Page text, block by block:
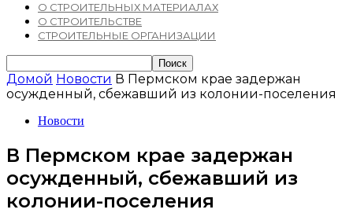
О СТРОИТЕЛЬНЫХ МАТЕРИАЛАХ
О СТРОИТЕЛЬСТВЕ
СТРОИТЕЛЬНЫЕ ОРГАНИЗАЦИИ
Домой Новости В Пермском крае задержан
осужденный, сбежавший из колонии-поселения
Новости
В Пермском крае задержан
осужденный, сбежавший из
колонии-поселения